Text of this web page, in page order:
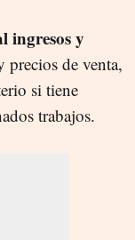
ingresos y
precios de venta,
si tiene
trabajos.